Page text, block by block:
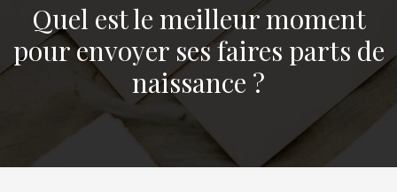
Quel est le meilleur moment
pour envoyer ses faires parts de
naissance ?